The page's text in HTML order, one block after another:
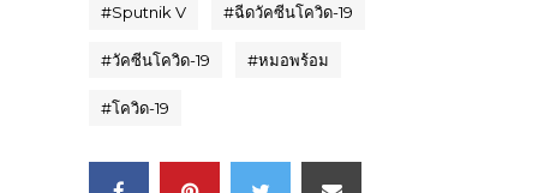
#Sputnik V #ฉีดวัคซีนโควิด-19
#วัคซีนโควิด-19 #หมอพร้อม
#โควิด-19